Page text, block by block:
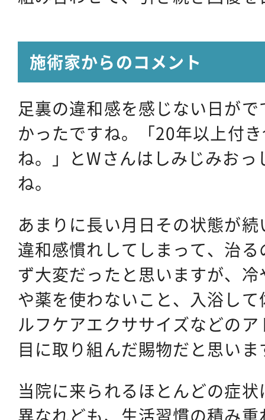
施術家からのコメント
足裏の違和感を感じない日が
かったですね。「20年以上付
ね。」とWさんはしみじみお
ね。
あまりに長い月日その状態が
違和感慣れしてしまって、治
ず大変だったと思いますが、
や薬を使わないこと、入浴し
ルフケアエクササイズなどの
目に取り組んだ賜物だと思いま
当院に来られるほとんどの症
異なれども、生活習慣の積み